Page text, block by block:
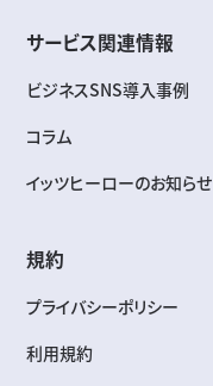
サービス関連情報
ビジネスSNS導入事例
コラム
イッツヒーローのお知らせ
規約
プライバシーポリシー
利用規約